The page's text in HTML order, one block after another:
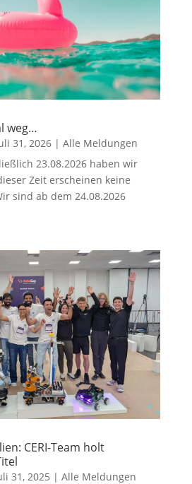
weg…
31, 2026| Alle Meldungen
23.08.2026 haben wir
Zeit erscheinen keine
sind ab dem 24.08.2026
CERI-Team holt
31, 2025 | Alle Meldungen